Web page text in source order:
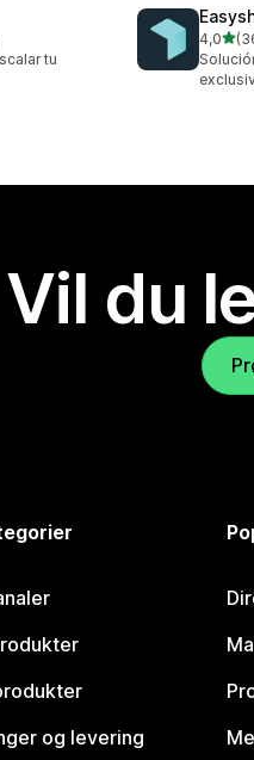
tu
4,0av 5
Totalt
Vil du
og levering